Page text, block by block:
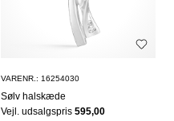
VARENR.: 16254030
Sølv halskæde
Vejl. udsalgspris595,00